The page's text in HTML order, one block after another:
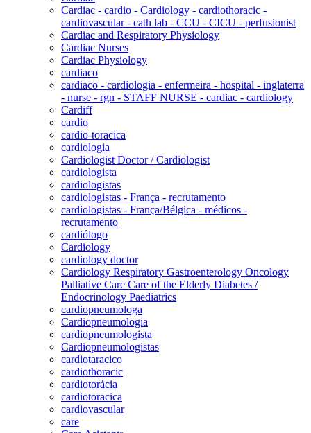
Cardiac - cardio - Cardiology - cardiothoracic -
cardiovascular - cath lab - CCU - CICU - perfusionist
Cardiac and Respiratory Physiology
Cardiac Nurses
Cardiac Physiology
cardiaco
cardiaco - cardiologia - enfermeira - hospital - inglaterra
- nurse - rgn - STAFF NURSE - cardiac - cardiology
Cardiff
cardio
cardio-toracica
cardiologia
Cardiologist Doctor / Cardiologist
cardiologista
cardiologistas
cardiologistas - França - recrutamento
cardiologistas - França/Bélgica - médicos -
recrutamento
cardiólogo
Cardiology
cardiology doctor
Cardiology Respiratory Gastroenterology Oncology
Palliative Care Care of the Elderly Diabetes /
Endocrinology Paediatrics
cardiopneumologa
Cardiopneumologia
cardiopneumologista
Cardiopneumologistas
cardiotaracico
cardiothoracic
cardiotorácia
cardiotoracica
cardiovascular
care